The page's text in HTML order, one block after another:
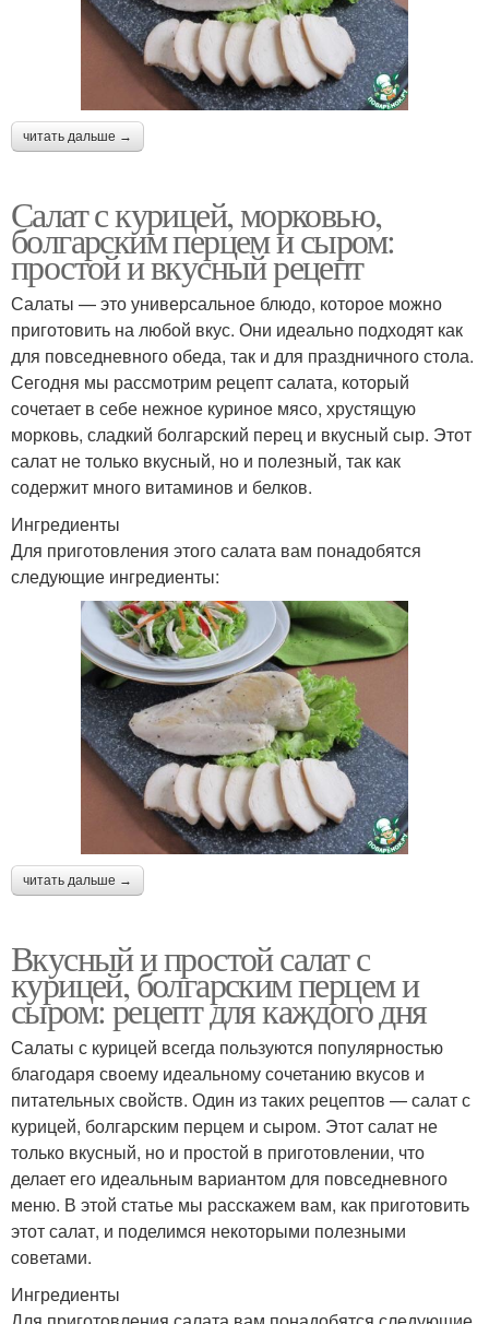
читать дальше →
Салат с курицей, морковью,
болгарским перцем и сыром:
простой и вкусный рецепт
Салаты — это универсальное блюдо, которое можно
приготовить на любой вкус. Они идеально подходят как
для повседневного обеда, так и для праздничного стола.
Сегодня мы рассмотрим рецепт салата, который
сочетает в себе нежное куриное мясо, хрустящую
морковь, сладкий болгарский перец и вкусный сыр. Этот
салат не только вкусный, но и полезный, так как
содержит много витаминов и белков.
Ингредиенты
Для приготовления этого салата вам понадобятся
следующие ингредиенты:
читать дальше →
Вкусный и простой салат с
курицей, болгарским перцем и
сыром: рецепт для каждого дня
Салаты с курицей всегда пользуются популярностью
благодаря своему идеальному сочетанию вкусов и
питательных свойств. Один из таких рецептов — салат с
курицей, болгарским перцем и сыром. Этот салат не
только вкусный, но и простой в приготовлении, что
делает его идеальным вариантом для повседневного
меню. В этой статье мы расскажем вам, как приготовить
этот салат, и поделимся некоторыми полезными
советами.
Ингредиенты